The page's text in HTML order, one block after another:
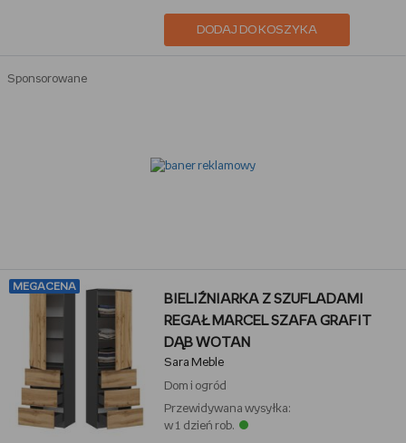
DODAJ DO KOSZYKA
Sponsorowane
MEGACENA
BIELIŹNIARKA Z SZUFLADAMI
REGAŁ MARCEL SZAFA GRAFIT
DĄB WOTAN
Sara Meble
Dom i ogród
Przewidywana wysyłka:
w 1 dzień rob.